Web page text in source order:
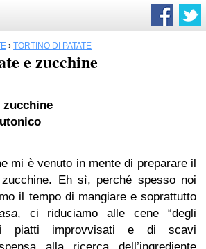
› TORTINO DI PATATE
e zucchine
zucchine
mi è venuto in mente di preparare il
Eh sì, perché spesso noi
il tempo di mangiare e soprattutto
, ci riduciamo alle cene “degli
piatti improvvisati e di scavi